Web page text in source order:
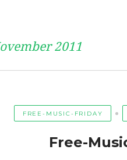
2011
FREE-MUSIC-FRIDAY
Free-